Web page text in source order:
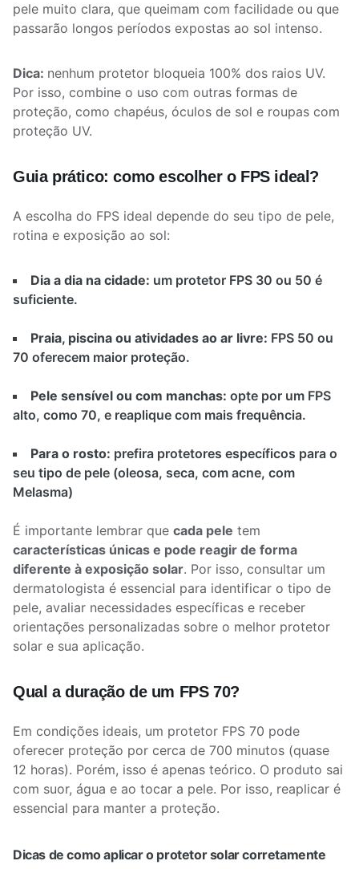
pele muito clara, que queimam com facilidade ou que
passarão longos períodos expostas ao sol intenso.
Dica: nenhum protetor bloqueia 100% dos raios UV.
Por isso, combine o uso com outras formas de
proteção, como chapéus, óculos de sol e roupas com
proteção UV.
Guia prático: como escolher o FPS ideal?
A escolha do FPS ideal depende do seu tipo de pele,
rotina e exposição ao sol:
Dia a dia na cidade: um protetor FPS 30 ou 50 é
suficiente.
Praia, piscina ou atividades ao ar livre: FPS 50 ou
70 oferecem maior proteção.
Pele sensível ou com manchas: opte por um FPS
alto, como 70, e reaplique com mais frequência.
Para o rosto: prefira protetores específicos para o
seu tipo de pele (oleosa, seca, com acne, com
Melasma)
É importante lembrar que cada pele tem
características únicas e pode reagir de forma
diferente à exposição solar. Por isso, consultar um
dermatologista é essencial para identificar o tipo de
pele, avaliar necessidades específicas e receber
orientações personalizadas sobre o melhor protetor
solar e sua aplicação.
Qual a duração de um FPS 70?
Em condições ideais, um protetor FPS 70 pode
oferecer proteção por cerca de 700 minutos (quase
12 horas). Porém, isso é apenas teórico. O produto sai
com suor, água e ao tocar a pele. Por isso, reaplicar é
essencial para manter a proteção.
Dicas de como aplicar o protetor solar corretamente